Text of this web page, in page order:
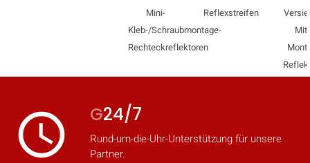
mobile_display_warn Please
turn your phone to ]
Mini-
Kleb-/Schraubmontage-
Rechteckreflektoren
Reflexstreifen
access_time G24/7
Rund-um-die-Uhr-Unterstützung für unsere
Partner.